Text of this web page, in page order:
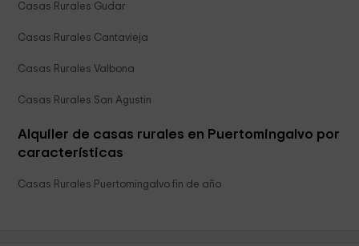
Casas Rurales Gudar
Casas Rurales Cantavieja
Casas Rurales Valbona
Casas Rurales San Agustin
Alquiler de casas rurales en Puertomingalvo por
características
Casas Rurales Puertomingalvo fin de año